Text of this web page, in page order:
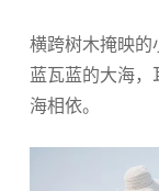
横跨树木掩映
蓝瓦蓝的大海
海相依。